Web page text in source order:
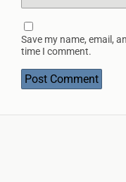
Save my name, email,
time I comment.